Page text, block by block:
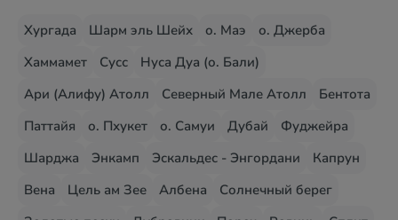
Хургада Шарм эль Шейх о. Маэ
о. Джерба
Хаммамет
Сусс
Нуса Дуа (о. Бали)
Ари (Алифу) Атолл
Северный Мале Атолл
Бентота
Паттайя
о. Пхукет о. Самуи Дубай
Фуджейра
Шарджа
Энкамп Эскальдес - Энгордани
Капрун
Вена
Цель ам Зее Албена
Солнечный берег